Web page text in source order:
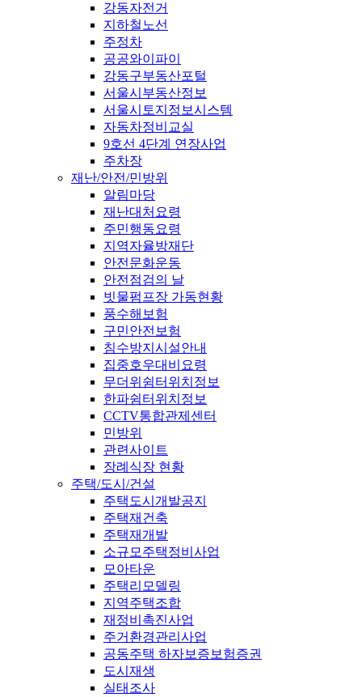
강동자전거
지하철노선
주정차
공공와이파이
강동구부동산포털
서울시부동산정보
서울시토지정보시스템
자동차정비교실
9호선 4단계 연장사업
주차장
재난/안전/민방위
알림마당
재난대처요령
주민행동요령
지역자율방재단
안전문화운동
안전점검의 날
빗물펌프장 가동현황
풍수해보험
구민안전보험
침수방지시설안내
집중호우대비요령
무더위쉼터위치정보
한파쉼터위치정보
CCTV통합관제센터
민방위
관련사이트
장례식장 현황
주택/도시/건설
주택도시개발공지
주택재건축
주택재개발
소규모주택정비사업
모아타운
주택리모델링
지역주택조합
재정비촉진사업
주거환경관리사업
공동주택 하자보증보험증권
도시재생
실태조사